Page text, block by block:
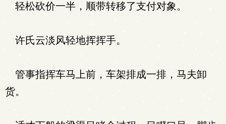
轻松砍价一半，顺带转移了支付对象。
许氏云淡风轻地挥挥手。
管事指挥车马上前，车架排成一排，马夫卸
货。